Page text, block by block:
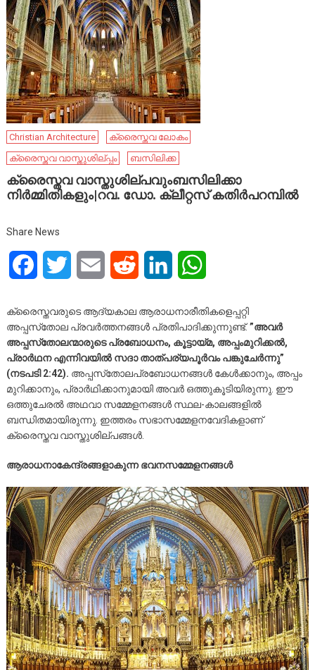
Christian Architecture
ക്രൈസ്തവ ലോകം
ക്രൈസ്തവ വാസ്തുശില്പ്പം
ബസിലിക്ക
ക്രൈസ്തവ വാസ്തുശില്പവുംബസിലിക്കാ
നിര്‍മ്മിതികളും|റവ. ഡോ. ക്ലീറ്റസ് കതിര്‍പറമ്പില്‍
Share News
FacebookTwitter Email Reddit LinkedIn
ക്രൈസ്തവരുടെ ആദ്യകാല ആരാധനാരീതികളെപ്പറ്റി
അപ്പസ്‌തോല പ്രവര്‍ത്തനങ്ങള്‍ പ്രതിപാദിക്കുന്നുണ്ട്.”അവര്‍
അപ്പസ്‌തോലന്മാരുടെ പ്രബോധനം, കൂട്ടായ്മ, അപ്പംമുറിക്കല്‍,
പ്രാര്‍ഥന എന്നിവയില്‍ സദാ താത്പര്യപൂര്‍വം പങ്കുചേര്‍ന്നു”
(നടപടി 2:42). അപ്പസ്‌തോലപ്രബോധനങ്ങള്‍ കേള്‍ക്കാനും, അപ്പം
മുറിക്കാനും, പ്രാര്‍ഥിക്കാനുമായി അവര്‍ ഒത്തുകൂടിയിരുന്നു. ഈ
ഒത്തുചേരല്‍ അഥവാ സമ്മേളനങ്ങള്‍ സ്ഥല-കാലങ്ങളില്‍
ബന്ധിതമായിരുന്നു. ഇത്തരം സഭാസമ്മേളനവേദികളാണ്
ക്രൈസ്തവ വാസ്തുശില്പങ്ങള്‍.
ആരാധനാകേന്ദ്രങ്ങളാകുന്ന ഭവനസമ്മേളനങ്ങള്‍